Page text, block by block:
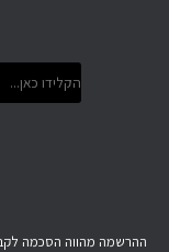
ההרשמה מהווה הסכמה